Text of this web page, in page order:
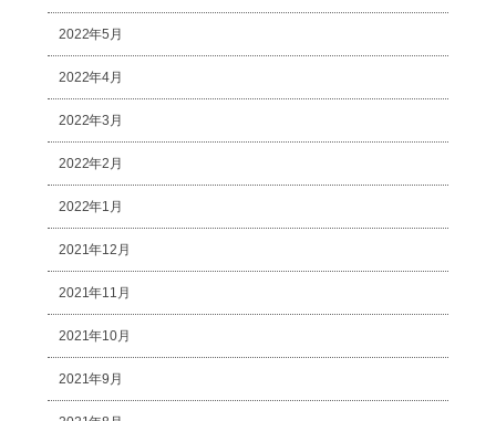
2022年5月
2022年4月
2022年3月
2022年2月
2022年1月
2021年12月
2021年11月
2021年10月
2021年9月